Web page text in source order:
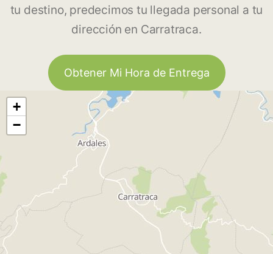
tu destino, predecimos tu llegada personal a tu
dirección en Carratraca.
Obtener Mi Hora de Entrega
+
−